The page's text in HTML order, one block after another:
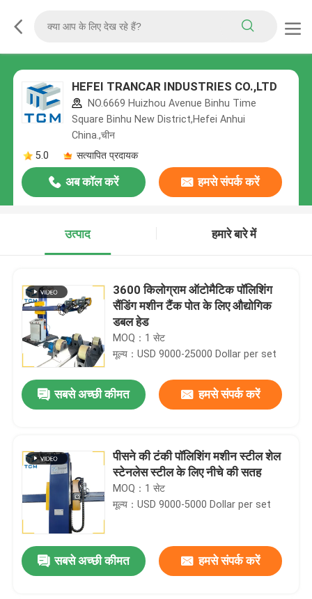
HEFEI TRANCAR INDUSTRIES CO.,LTD
NO.6669 Huizhou Avenue Binhu Time
Square Binhu New District,Hefei Anhui
China.,चीन
5.0
सत्यापित प्रदायक
अब कॉल करें हमसे संपर्क करें
उत्पाद हमारे बारे में
3600 किलोग्राम ऑटोमैटिक पॉलिशिंग
सैंडिंग मशीन टैंक पोत के लिए औद्योगिक
डबल हेड
MOQ：1 सेट
मूल्य：USD 9000-25000 Dollar per set
सबसे अच्छी कीमत हमसे संपर्क करें
पीसने की टंकी पॉलिशिंग मशीन स्टील शेल
स्टेनलेस स्टील के लिए नीचे की सतह
MOQ：1 सेट
मूल्य：USD 9000-5000 Dollar per set
सबसे अच्छी कीमत हमसे संपर्क करें